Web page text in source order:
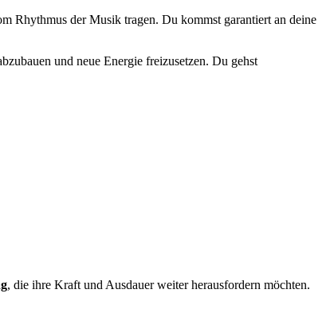
Rhythmus der Musik tragen. Du kommst garantiert an deine
und neue Energie freizusetzen. Du gehst
, die ihre Kraft und Ausdauer weiter herausfordern möchten.